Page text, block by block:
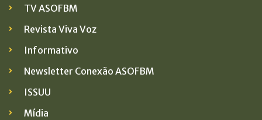
TV ASOFBM
Revista Viva Voz
Informativo
Newsletter Conexão ASOFBM
ISSUU
Mídia